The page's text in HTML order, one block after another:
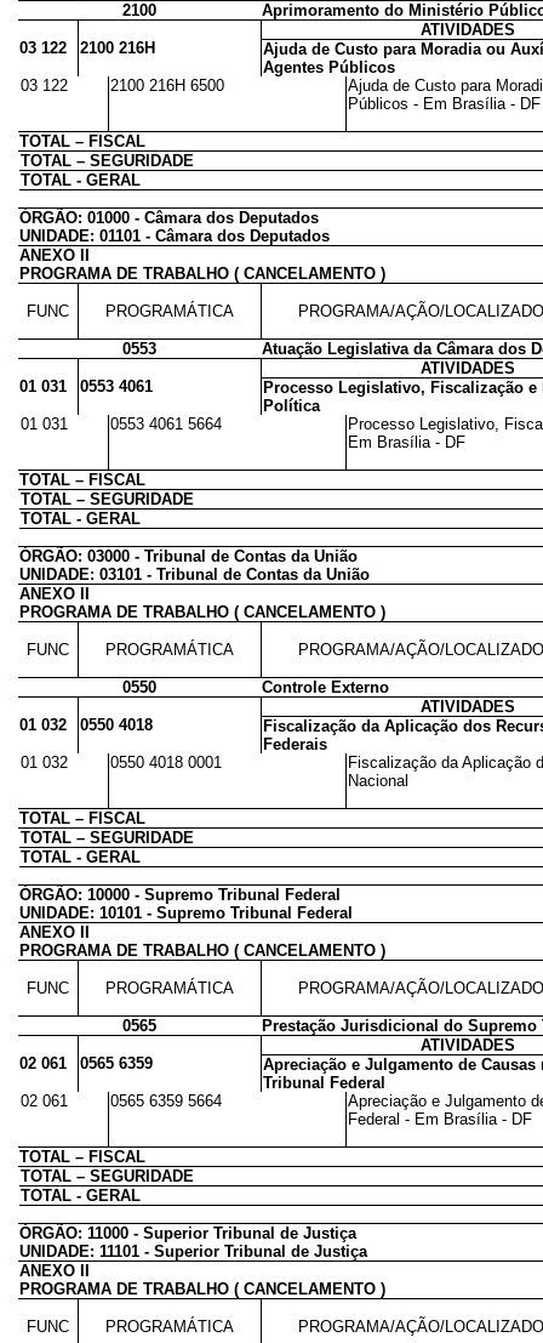
2100
Aprimoramento do Ministério
ATIVIDADES
03 122
2100 216H
Ajuda de Custo para Moradia ou
Agentes Públicos
03 122
2100 216H 6500
Ajuda de Custo para
Públicos - Em Brasília -
TOTAL – FISCAL
TOTAL – SEGURIDADE
TOTAL - GERAL
ÓRGÃO: 01000 - Câmara dos Deputados
UNIDADE: 01101 - Câmara dos Deputados
ANEXO II
PROGRAMA DE TRABALHO ( CANCELAMENTO )
FUNC PROGRAMÁTICA PROGRAMA/AÇÃO/
0553
Atuação Legislativa da Câmara dos
ATIVIDADES
01 031
0553 4061
Processo Legislativo, Fiscalização e
Política
01 031
0553 4061 5664
Processo Legislativo,
Em Brasília - DF
TOTAL – FISCAL
TOTAL – SEGURIDADE
TOTAL - GERAL
ÓRGÃO: 03000 - Tribunal de Contas da União
UNIDADE: 03101 - Tribunal de Contas da União
ANEXO II
PROGRAMA DE TRABALHO ( CANCELAMENTO )
FUNC PROGRAMÁTICA PROGRAMA/AÇÃO/
0550
Controle Externo
ATIVIDADES
01 032
0550 4018
Fiscalização da Aplicação dos
Federais
01 032
0550 4018 0001
Fiscalização da Aplicação
Nacional
TOTAL – FISCAL
TOTAL – SEGURIDADE
TOTAL - GERAL
ÓRGÃO: 10000 - Supremo Tribunal Federal
UNIDADE: 10101 - Supremo Tribunal Federal
ANEXO II
PROGRAMA DE TRABALHO ( CANCELAMENTO )
FUNC PROGRAMÁTICA PROGRAMA/AÇÃO/
0565
Prestação Jurisdicional do Supremo
ATIVIDADES
02 061
0565 6359
Apreciação e Julgamento de Causas
Tribunal Federal
02 061
0565 6359 5664
Apreciação e Julgamento
Federal - Em Brasília - DF
TOTAL – FISCAL
TOTAL – SEGURIDADE
TOTAL - GERAL
ÓRGÃO: 11000 - Superior Tribunal de Justiça
UNIDADE: 11101 - Superior Tribunal de Justiça
ANEXO II
PROGRAMA DE TRABALHO ( CANCELAMENTO )
FUNC PROGRAMÁTICA PROGRAMA/AÇÃO/